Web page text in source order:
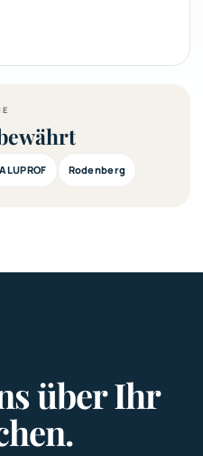
ALUPROF Rodenberg
über Ihr